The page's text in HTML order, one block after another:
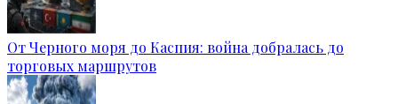
От Черного моря до Каспия: война добралась до
торговых маршрутов